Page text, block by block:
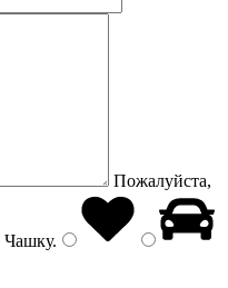
Пожалуйста,
Чашку.